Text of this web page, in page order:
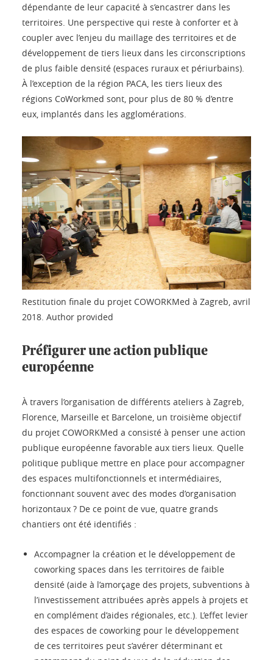
dépendante de leur capacité à s’encastrer dans les
territoires. Une perspective qui reste à conforter et à
coupler avec l’enjeu du maillage des territoires et de
développement de tiers lieux dans les circonscriptions
de plus faible densité (espaces ruraux et périurbains).
À l’exception de la région PACA, les tiers lieux des
régions CoWorkmed sont, pour plus de 80 % d’entre
eux, implantés dans les agglomérations.
Restitution finale du projet COWORKMed à Zagreb, avril
2018. Author provided
Préfigurer une action publique
européenne
À travers l’organisation de différents ateliers à Zagreb,
Florence, Marseille et Barcelone, un troisième objectif
du projet COWORKMed a consisté à penser une action
publique européenne favorable aux tiers lieux. Quelle
politique publique mettre en place pour accompagner
des espaces multifonctionnels et intermédiaires,
fonctionnant souvent avec des modes d’organisation
horizontaux ? De ce point de vue, quatre grands
chantiers ont été identifiés :
Accompagner la création et le développement de
coworking spaces dans les territoires de faible
densité (aide à l’amorçage des projets, subventions à
l’investissement attribuées après appels à projets et
en complément d’aides régionales, etc.). L’effet levier
des espaces de coworking pour le développement
de ces territoires peut s’avérer déterminant et